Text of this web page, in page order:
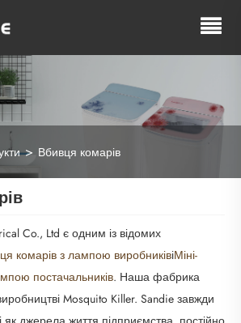
Вбивця комарів
Co., Ltd є одним із відомих
комарів з лампою виробниківіМіні-
постачальників. Наша фабрика
Mosquito Killer. Sandie завжди